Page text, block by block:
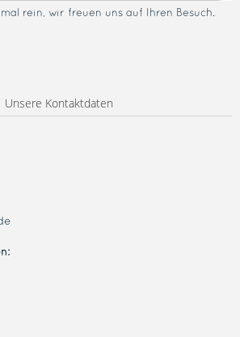
rein, wir freuen uns auf Ihren Besuch.
Unsere Kontaktdaten